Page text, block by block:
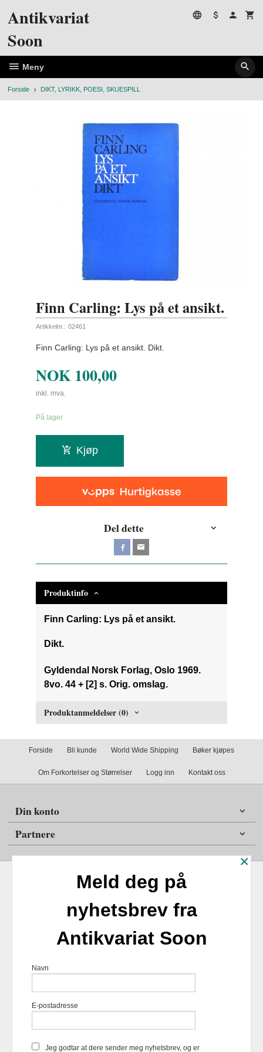
Antikvariat
Soon
Meny
Forside DIKT, LYRIKK, POESI, SKUESPILL
Finn Carling: Lys på et ansikt.
Artikkelnr.: 02461
Finn Carling: Lys på et ansikt. Dikt.
NOK 100,00
inkl. mva.
På lager
Kjøp
Del dette
Produktinfo
Finn Carling: Lys på et ansikt.
Dikt.
Gyldendal Norsk Forlag, Oslo 1969.
8vo. 44 + [2] s. Orig. omslag.
Produktanmeldelser (0)
Forside Bli kunde World Wide Shipping Bøker kjøpes
Om Forkortelser og Størrelser Logg inn Kontakt oss
Din konto
Partnere
Kjøpsbetingelser Sikkerhet og personvern
Nyhetsbrev
98254859- Foretaksregisteret 924817518
du får en bedre kjøpsopplevelse og
bruker cookies hovedsaklig til å
×
Meld deg på
nyhetsbrev fra
Antikvariat Soon
Navn
E-postadresse
Jeg godtar at dere sender meg nyhetsbrev, og er